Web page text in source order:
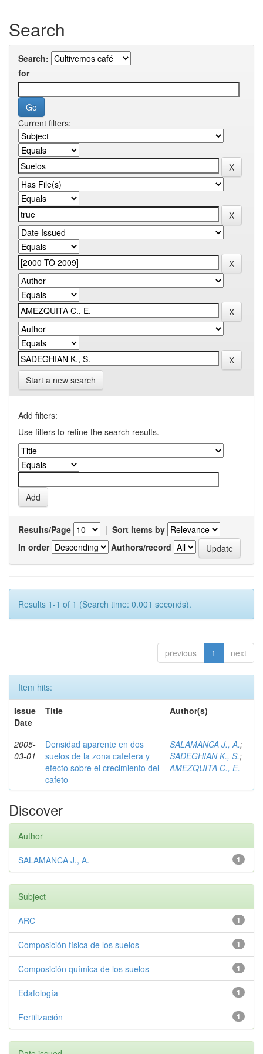
Search
Search:
for
Current filters:
Start a new search
Add filters:
Use filters to refine the search results.
Results/Page | Sort items by
In order
Authors/record
Results 1-1 of 1 (Search time: 0.001 seconds).
previous 1 next
Item hits:
Issue
Date
Title Author(s)
2005-
03-01
Densidad aparente en dos
suelos de la zona cafetera y
efecto sobre el crecimiento del
cafeto
SALAMANCA J., A.;
SADEGHIAN K., S.;
AMEZQUITA C., E.
Discover
Author
1
SALAMANCA J., A.
Subject
1
ARC
1
Composición física de los suelos
1
Composición química de los suelos
1
Edafología
1
Fertilización